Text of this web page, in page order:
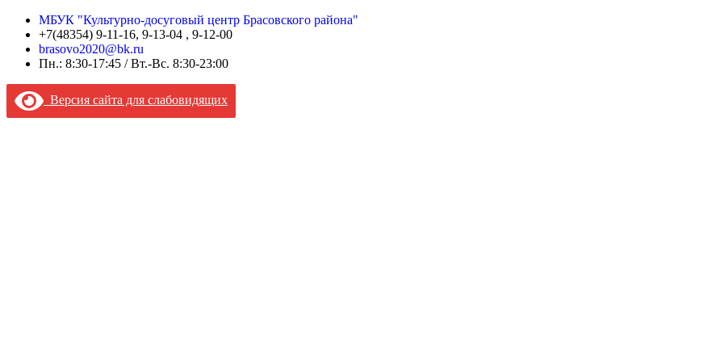
МБУК "Культурно-досуговый центр Брасовского района"
+7(48354) 9-11-16, 9-13-04 , 9-12-00
brasovo2020@bk.ru
Пн.: 8:30-17:45 / Вт.-Вс. 8:30-23:00
Версия сайта для слабовидящих